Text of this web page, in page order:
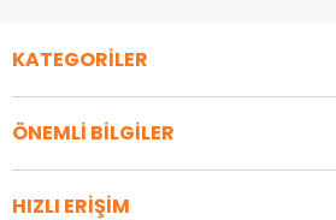
KATEGORİLER
ÖNEMLİ BİLGİLER
HIZLI ERİŞİM